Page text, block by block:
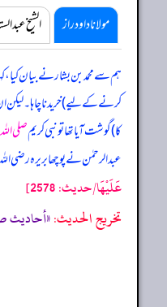
مولانا داود راز الشیخ
ہم سے محمد بن بشار نے بیان
کرنے کے لیے) خریدنا چاہا۔
کا) گوشت آیا تھا تو نبی کریمصلی
عبدالرحمٰن نے پوچھا بریرہ رضی
عَلَيْهَا/حدیث: 2578]
تخریج الحدیث:«أحاديث